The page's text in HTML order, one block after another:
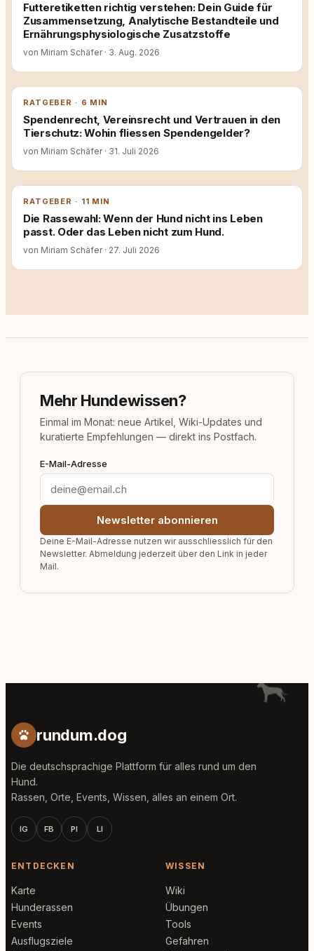
Futteretiketten richtig verstehen: Dein Guide für
Zusammensetzung, Analytische Bestandteile und
Ernährungsphysiologische Zusatzstoffe
von Miriam Schäfer · 3. Aug. 2026
RATGEBER · 6 MIN
Spendenrecht, Vereinsrecht und Vertrauen in den
Tierschutz: Wohin fliessen Spendengelder?
von Miriam Schäfer · 31. Juli 2026
RATGEBER · 11 MIN
Die Rassewahl: Wenn der Hund nicht ins Leben
passt. Oder das Leben nicht zum Hund.
von Miriam Schäfer · 27. Juli 2026
Mehr Hundewissen?
Einmal im Monat: neue Artikel, Wiki-Updates und
kuratierte Empfehlungen — direkt ins Postfach.
E-Mail-Adresse
Newsletter abonnieren
Deine E-Mail-Adresse nutzen wir ausschliesslich für den
Newsletter. Abmeldung jederzeit über den Link in jeder
Mail.
rundum.dog
Die deutschsprachige Plattform für alles rund um den
Hund.
Rassen, Orte, Events, Wissen, alles an einem Ort.
IG FB PI LI
ENTDECKEN
Karte
Hunderassen
Events
Ausflugsziele
WISSEN
Wiki
Übungen
Tools
Gefahren